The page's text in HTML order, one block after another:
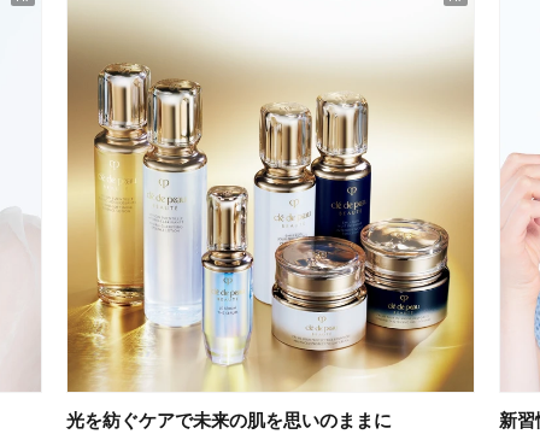
光を紡ぐケアで未来の肌を思いのままに 新習